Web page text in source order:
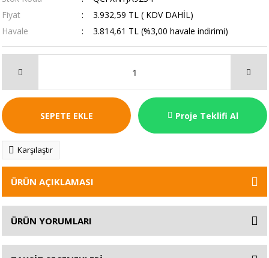
Fiyat
3.932,59 TL ( KDV DAHİL)
Havale
3.814,61 TL (%3,00 havale indirimi)
SEPETE EKLE Proje Teklifi Al
Karşılaştır
ÜRÜN AÇIKLAMASI
ÜRÜN YORUMLARI